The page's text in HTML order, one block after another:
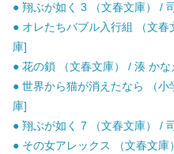
● 翔ぶが如く 3 （文春文庫） /
● オレたちバブル入行組 （文
庫]
● 花の鎖 （文春文庫） / 湊 か
● 世界から猫が消えたなら （
庫]
● 翔ぶが如く 7 （文春文庫） /
● その女アレックス （文春文